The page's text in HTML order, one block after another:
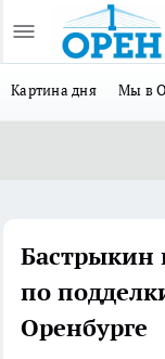
Картина дня Мы в
Бастрыкин
по
Оренбурге